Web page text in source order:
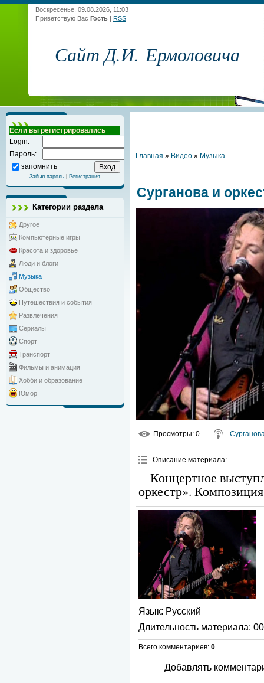
Воскресенье, 09.08.2026, 11:03
Приветствую Вас Гость | RSS
Сайт Д.И. Ермоловича
Если вы регистрировались
Login:
Пароль:
запомнить
Забыл пароль Регистрация
Категории раздела
Другое
Компьютерные игры
Красота и здоровье
Люди и блоги
Музыка
Общество
Путешествия и события
Развлечения
Сериалы
Спорт
Транспорт
Фильмы и анимация
Хобби и образование
Юмор
Главная » Видео » Музыка
Сурганова и
Просмотры: 0
Описание материала:
Концертное
оркестр».
Язык: Русский
Длительность материала:
Всего комментариев: 0
Добавлять